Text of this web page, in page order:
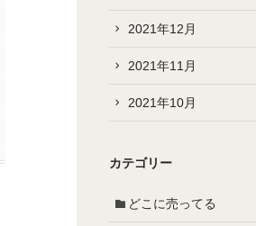
2021年12月
2021年11月
2021年10月
カテゴリー
どこに売ってる